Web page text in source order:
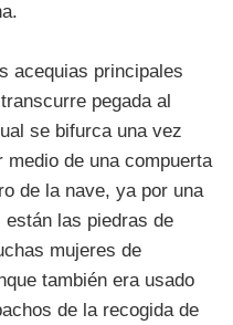
acequias principales
pegada al
se bifurca una vez
medio de una compuerta
de la nave, ya por una
las piedras de
mujeres de
también era usado
de la recogida de